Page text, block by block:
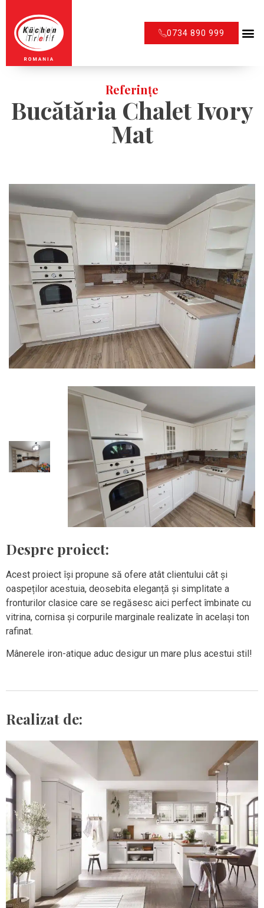
0734 890 999
Referințe
Bucătăria Chalet Ivory
Mat
Despre proiect:
Acest proiect își propune să ofere atât clientului cât și
oaspeților acestuia, deosebita eleganță și simplitate a
fronturilor clasice care se regăsesc aici perfect îmbinate cu
vitrina, cornisa și corpurile marginale realizate în același ton
rafinat.
Mânerele iron-atique aduc desigur un mare plus acestui stil!
Realizat de: